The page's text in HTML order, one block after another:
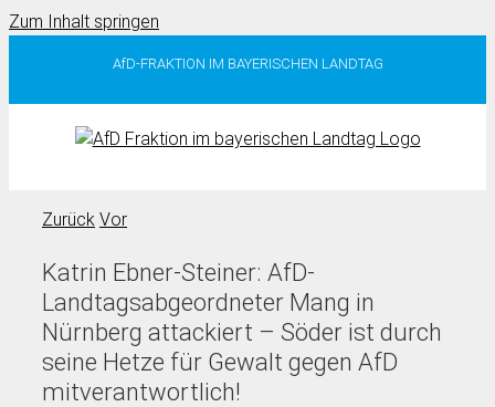
Zum Inhalt springen
AfD-FRAKTION IM BAYERISCHEN LANDTAG
Zurück Vor
Katrin Ebner-Steiner: AfD-
Landtagsabgeordneter Mang in
Nürnberg attackiert – Söder ist durch
seine Hetze für Gewalt gegen AfD
mitverantwortlich!